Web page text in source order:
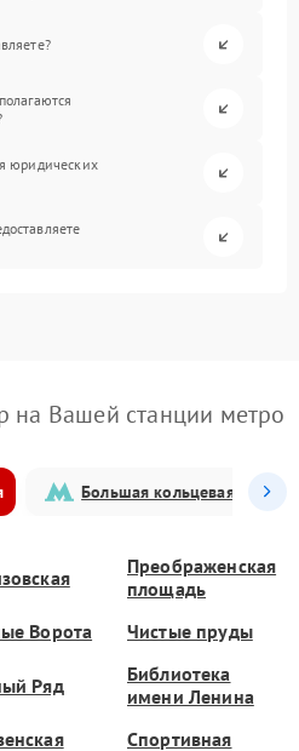
юридических
на Вашей станции метро
Большая кольцевая
Преображенская
площадь
Ворота Чистые пруды
Ряд
Библиотека
имени Ленина
Спортивная